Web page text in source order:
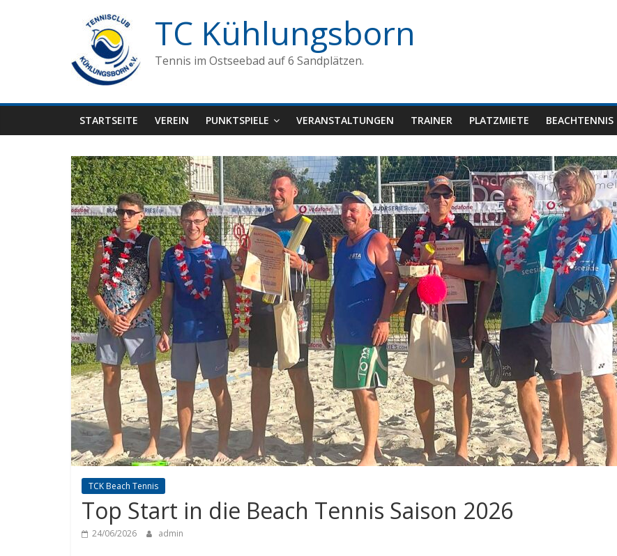
TC Kühlungsborn
Tennis im Ostseebad auf 6 Sandplätzen.
STARTSEITE VEREIN PUNKTSPIELE VERANSTALTUNGEN TRAINER PLATZMIETE BEACHTENNIS
TCK Beach Tennis
Top Start in die Beach Tennis Saison 2026
24/06/2026 admin